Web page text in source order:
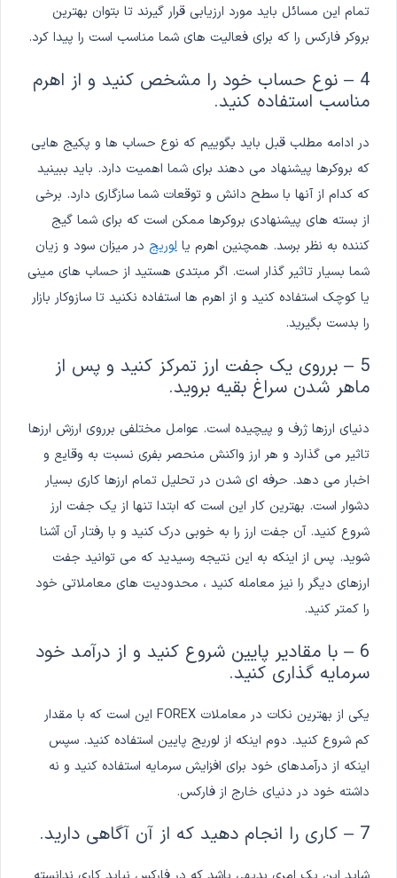
تمام این مسائل باید مورد ارزیابی قرار گیرند تا بتوان بهترین
بروکر فارکس را که برای فعالیت های شما مناسب است را پیدا کرد.
4 – نوع حساب خود را مشخص کنید و از اهرم
مناسب استفاده کنید.
در ادامه مطلب قبل باید بگوییم که نوع حساب ها و پکیج هایی
که بروکرها پیشنهاد می دهند برای شما اهمیت دارد. باید ببینید
که کدام از آنها با سطح دانش و توقعات شما سازگاری دارد. برخی
از بسته های پیشنهادی بروکرها ممکن است که برای شما گیج
کننده به نظر برسد. همچنین اهرم یا لوریج در میزان سود و زیان
شما بسیار تاثیر گذار است. اگر مبتدی هستید از حساب های مینی
یا کوچک استفاده کنید و از اهرم ها استفاده نکنید تا سازوکار بازار
را بدست بگیرید.
5 – برروی یک جفت ارز تمرکز کنید و پس از
ماهر شدن سراغ بقیه بروید.
دنیای ارزها ژرف و پیچیده است. عوامل مختلفی برروی ارزش ارزها
تاثیر می گذارد و هر ارز واکنش منحصر بفری نسبت به وقایع و
اخبار می دهد. حرفه ای شدن در تحلیل تمام ارزها کاری بسیار
دشوار است. بهترین کار این است که ابتدا تنها از یک جفت ارز
شروع کنید. آن جفت ارز را به خوبی درک کنید و با رفتار آن آشنا
شوید. پس از اینکه به این نتیجه رسیدید که می توانید جفت
ارزهای دیگر را نیز معامله کنید ، محدودیت های معاملاتی خود
را کمتر کنید.
6 – با مقادیر پایین شروع کنید و از درآمد خود
سرمایه گذاری کنید.
یکی از بهترین نکات در معاملات FOREX این است که با مقدار
کم شروع کنید. دوم اینکه از لوریج پایین استفاده کنید. سپس
اینکه از درآمدهای خود برای افزایش سرمایه استفاده کنید و نه
داشته خود در دنیای خارج از فارکس.
7 – کاری را انجام دهید که از آن آگاهی دارید.